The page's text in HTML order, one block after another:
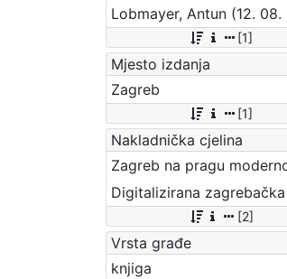
[1]
Mjesto izdanja
Zagreb
[1]
Nakladnička cjelina
[2]
Vrsta građe
knjiga